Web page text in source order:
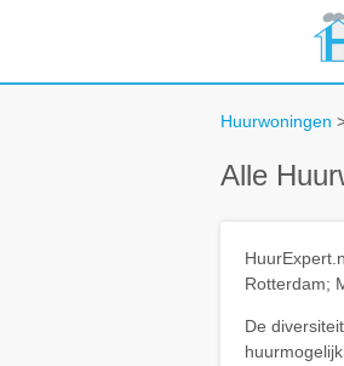
Huurwoningen
Alle
Rotterdam;
De